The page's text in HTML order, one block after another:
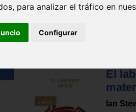
para analizar el tráfico en
Configurar
El
Ian